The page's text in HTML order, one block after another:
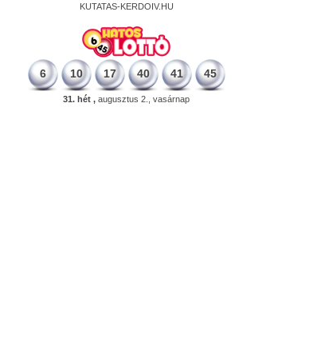
KUTATAS-KERDOIV.HU
6 10 17 40 41 45
31. hét , augusztus 2., vasárnap